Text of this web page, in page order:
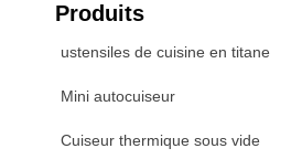
Produits
ustensiles de cuisine en titane
Mini autocuiseur
Cuiseur thermique sous vide